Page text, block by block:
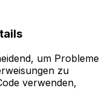
um Probleme
zu
verwenden,